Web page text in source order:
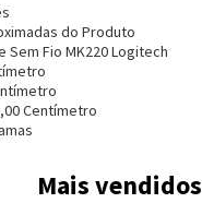
do Produto
Sem Fio MK220 Logitech
Centímetro
s
Mais vendidos